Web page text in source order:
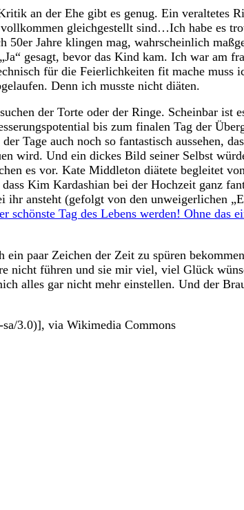
an der Ehe gibt es genug. Ein veraltetes
gleichgestellt sind…Ich habe es
Jahre klingen mag, wahrscheinlich
gesagt, bevor das Kind kam. Ich war am
für die Feierlichkeiten fit mache muss
Denn ich musste nicht diäten.
der Torte oder der Ringe. Scheinbar ist
bis zum finalen Tag der
Tage auch noch so fantastisch aussehen,
wird. Und ein dickes Bild seiner Selbst
es vor. Kate Middleton diätete begleitet
Kim Kardashian bei der Hochzeit ganz
ansteht (gefolgt von den unweigerlichen
schönste Tag des Lebens werden! Ohne das
paar Zeichen der Zeit zu spüren
nicht führen und sie mir viel, viel Glück
alles gar nicht mehr einstellen. Und der
3.0)], via Wikimedia Commons